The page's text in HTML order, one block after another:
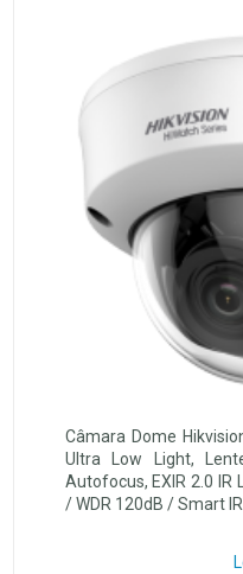
Câmara Dome
Ultra Low Light,
Autofocus, EXIR 2.0 IR
/ WDR 120dB / Smart IR